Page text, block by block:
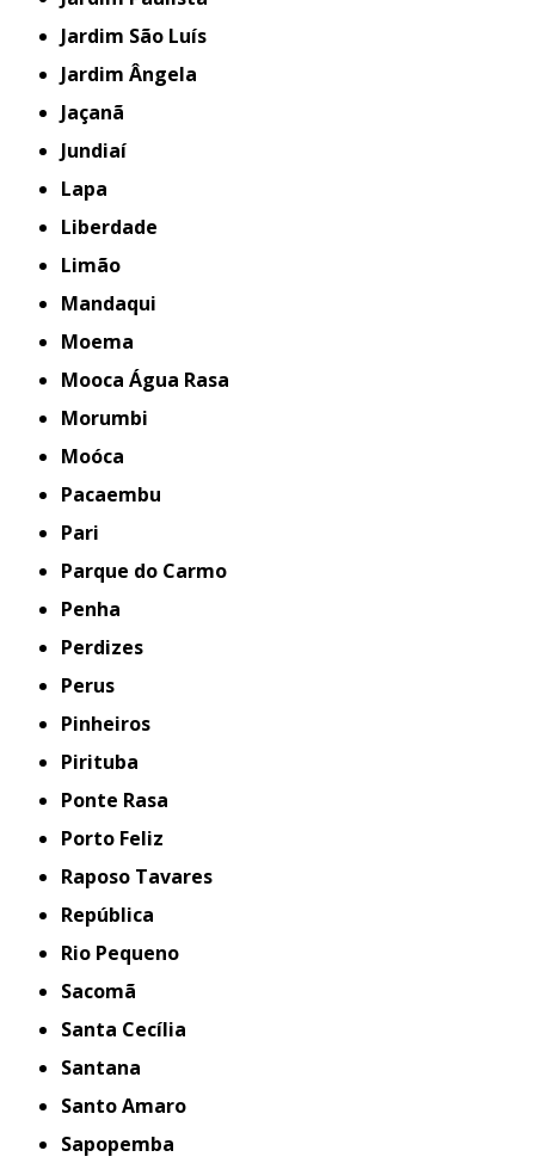
Jardim São Luís
Jardim Ângela
Jaçanã
Jundiaí
Lapa
Liberdade
Limão
Mandaqui
Moema
Mooca Água Rasa
Morumbi
Moóca
Pacaembu
Pari
Parque do Carmo
Penha
Perdizes
Perus
Pinheiros
Pirituba
Ponte Rasa
Porto Feliz
Raposo Tavares
República
Rio Pequeno
Sacomã
Santa Cecília
Santana
Santo Amaro
Sapopemba